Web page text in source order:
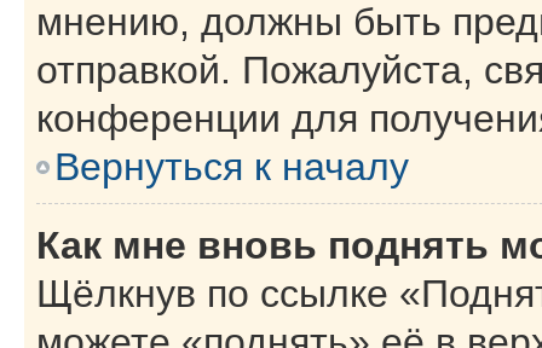
мнению, должны быть
отправкой. Пожалуйста,
конференции для
Вернуться к началу
Как мне вновь поднять
Щёлкнув по ссылке